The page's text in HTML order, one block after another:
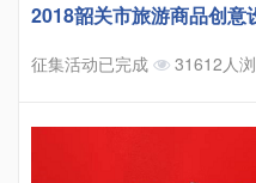
2018韶关市旅游商品创意
征集活动已完成 31612人